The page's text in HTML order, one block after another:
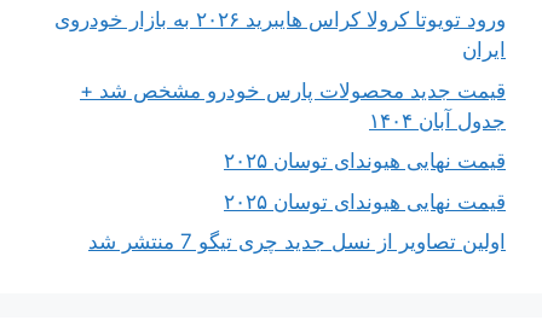
ورود تویوتا کرولا کراس هایبرید ۲۰۲۶ به بازار خودروی
ایران
قیمت جدید محصولات پارس خودرو مشخص شد +
جدول آبان ۱۴۰۴
قیمت نهایی هیوندای توسان ۲۰۲۵
قیمت نهایی هیوندای توسان ۲۰۲۵
اولین تصاویر از نسل جدید چری تیگو 7 منتشر شد